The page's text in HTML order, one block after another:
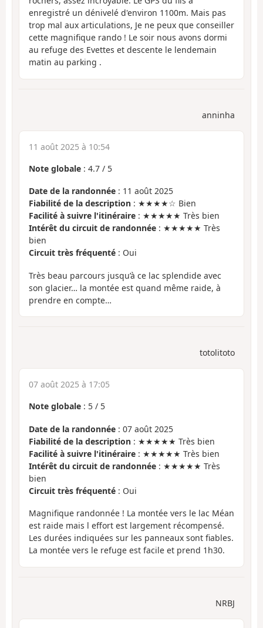
enregistré un dénivelé d'environ 1100m. Mais pas
trop mal aux articulations, Je ne peux que conseiller
cette magnifique rando ! Le soir nous avons dormi
au refuge des Evettes et descente le lendemain
matin au parking .
anninha
11 août 2025 à 10:54
Note globale : 4.7 / 5
Date de la randonnée : 11 août 2025
Fiabilité de la description : ★★★★☆ Bien
Facilité à suivre l'itinéraire : ★★★★★ Très bien
Intérêt du circuit de randonnée : ★★★★★ Très
bien
Circuit très fréquenté : Oui
Très beau parcours jusqu’à ce lac splendide avec
son glacier… la montée est quand même raide, à
prendre en compte…
totolitoto
07 août 2025 à 17:05
Note globale : 5 / 5
Date de la randonnée : 07 août 2025
Fiabilité de la description : ★★★★★ Très bien
Facilité à suivre l'itinéraire : ★★★★★ Très bien
Intérêt du circuit de randonnée : ★★★★★ Très
bien
Circuit très fréquenté : Oui
Magnifique randonnée ! La montée vers le lac Méan
est raide mais l effort est largement récompensé.
Les durées indiquées sur les panneaux sont fiables.
La montée vers le refuge est facile et prend 1h30.
NRBJ